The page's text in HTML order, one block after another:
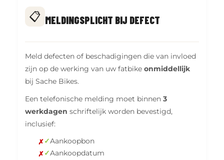
📋 MELDINGSPLICHT BIJ DEFECT
Meld defecten of beschadigingen die van invloed
zijn op de werking van uw fatbike onmiddellijk
bij Sache Bikes.
Een telefonische melding moet binnen 3
werkdagen schriftelijk worden bevestigd,
inclusief:
✓Aankoopbon
✓Aankoopdatum